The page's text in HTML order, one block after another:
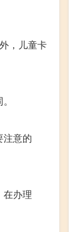
，儿童卡
注意的
在办理